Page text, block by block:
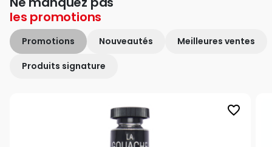
les promotions
Promotions Nouveautés Meilleures ventes
Produits signature
favorite_border